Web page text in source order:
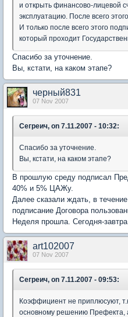
и открыть финансово-лицевой
эксплуатацию. После всего
И только после всего этого
который проходит
Спасибо за уточнение.
Вы, кстати, на каком этапе?
черный831
07 Nov 2007
Сегреич, on 7.11.2007 - 10:32:
Спасибо за уточнение.
Вы, кстати, на каком этапе?
В прошлую среду подписал
40% и 5% ЦАЖу.
Далее сказали ждать, в
подписание Договора
Неделя прошла. Сегодня-
art102007
07 Nov 2007
Сегреич, on 7.11.2007 - 09:53:
Коэффициент не приплюсуют,
основному решению Префекта,